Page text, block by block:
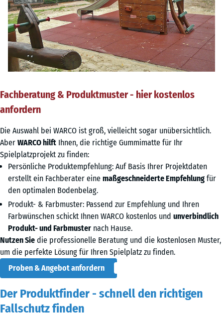
Fachberatung & Produktmuster - hier kostenlos
anfordern
Die Auswahl bei WARCO ist groß, vielleicht sogar unübersichtlich.
Aber WARCO hilft Ihnen, die richtige Gummimatte für Ihr
Spielplatzprojekt zu finden:
Persönliche Produktempfehlung: Auf Basis Ihrer Projektdaten
erstellt ein Fachberater eine maßgeschneiderte Empfehlung für
den optimalen Bodenbelag.
Produkt- & Farbmuster: Passend zur Empfehlung und Ihren
Farbwünschen schickt Ihnen WARCO kostenlos und unverbindlich
Produkt- und Farbmuster nach Hause.
Nutzen Sie die professionelle Beratung und die kostenlosen Muster,
um die perfekte Lösung für Ihren Spielplatz zu finden.
Proben & Angebot anfordern
Der Produktfinder - schnell den richtigen
Fallschutz finden